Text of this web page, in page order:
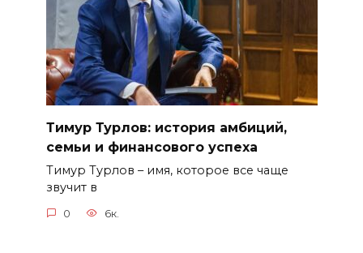
Тимур Турлов: история амбиций,
семьи и финансового успеха
Тимур Турлов – имя, которое все чаще
звучит в
0 6к.